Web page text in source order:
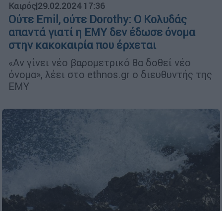
Καιρός|29.02.2024 17:36
Ούτε Emil, ούτε Dorothy: Ο Κολυδάς
απαντά γιατί η ΕΜΥ δεν έδωσε όνομα
στην κακοκαιρία που έρχεται
«Αν γίνει νέο βαρομετρικό θα δοθεί νέο
όνομα», λέει στο ethnos.gr ο διευθυντής της
ΕΜΥ